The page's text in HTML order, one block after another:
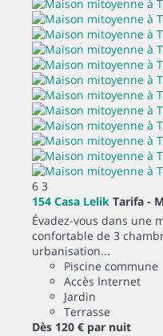
6 3
154 Casa Lelik Tarifa -
Évadez-vous dans une
confortable de 3
urbanisation...
Piscine commune
Accès Internet
Jardin
Terrasse
Dès 120 € par nuit